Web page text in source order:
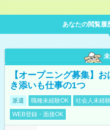
あなたの閲覧履
【オープニング募集】
き添いも仕事の1つ
派遣 職種未経験OK 社会人未経
WEB登録・面接OK